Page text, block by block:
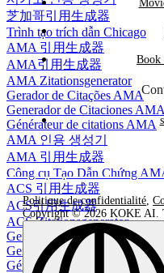
芝加哥引用生成器
Trình tạo trích dẫn Chicago
AMA 引用生成器
AMA引用生成器
AMA Zitationsgenerator
Gerador de Citações AMA
Generador de Citaciones AMA
Générateur de citations AMA
AMA 인용 생성기
AMA 引用生成器
Công cụ Tạo Dẫn Chứng
ACS 引用生成器
ACS引用生成器
ACS-Zitationsgenerator
Gerador de Citações ACS
Generador de Citas ACS
Générateur de citations ACS
Book
Politique de confidentialité,
Copyright © 2026 KOKE AI.